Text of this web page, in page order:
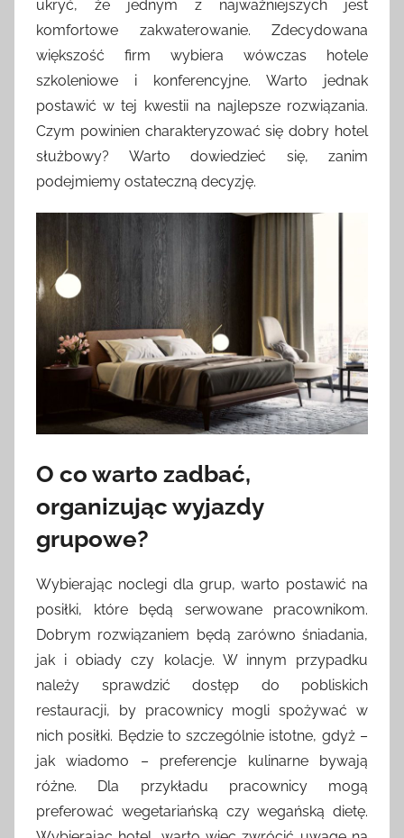
ukryć, że jednym z najważniejszych jest
komfortowe zakwaterowanie. Zdecydowana
większość firm wybiera wówczas hotele
szkoleniowe i konferencyjne. Warto jednak
postawić w tej kwestii na najlepsze rozwiązania.
Czym powinien charakteryzować się dobry hotel
służbowy? Warto dowiedzieć się, zanim
podejmiemy ostateczną decyzję.
O co warto zadbać,
organizując wyjazdy
grupowe?
Wybierając noclegi dla grup, warto postawić na
posiłki, które będą serwowane pracownikom.
Dobrym rozwiązaniem będą zarówno śniadania,
jak i obiady czy kolacje. W innym przypadku
należy sprawdzić dostęp do pobliskich
restauracji, by pracownicy mogli spożywać w
nich posiłki. Będzie to szczególnie istotne, gdyż –
jak wiadomo – preferencje kulinarne bywają
różne. Dla przykładu pracownicy mogą
preferować wegetariańską czy wegańską dietę.